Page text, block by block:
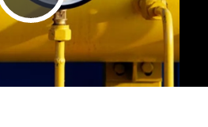
Play Video